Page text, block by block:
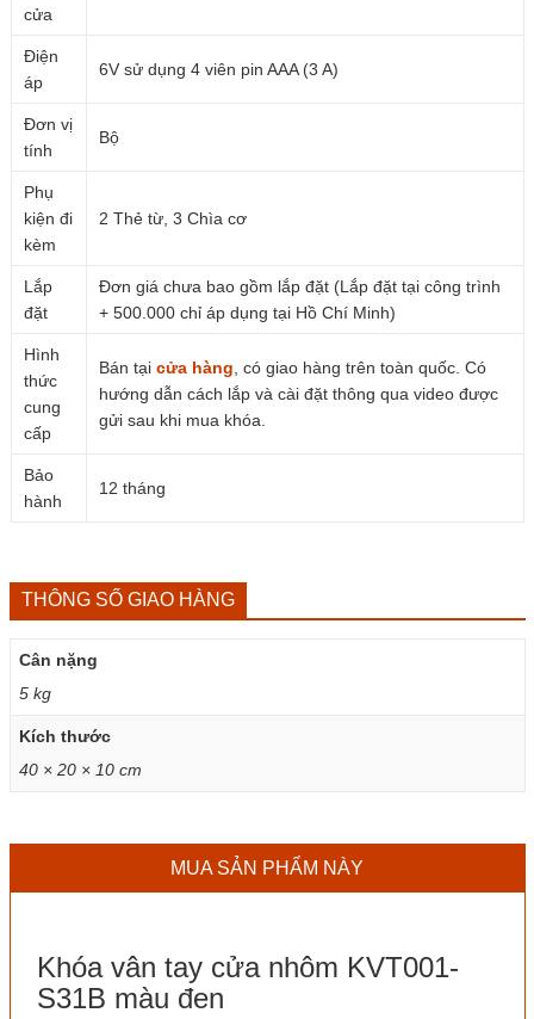
cửa
Điện
áp
6V sử dụng 4 viên pin AAA (3 A)
Đơn vị
tính
Bộ
Phụ
kiện đi
kèm
2 Thẻ từ, 3 Chìa cơ
Lắp
đặt
Đơn giá chưa bao gồm lắp đặt (Lắp đặt tại công trình
+ 500.000 chỉ áp dụng tại Hồ Chí Minh)
Hình
thức
cung
cấp
Bán tại cửa hàng , có giao hàng trên toàn quốc. Có
hướng dẫn cách lắp và cài đặt thông qua video được
gửi sau khi mua khóa.
Bảo
hành
12 tháng
THÔNG SỐ GIAO HÀNG
Cân nặng
5 kg
Kích thước
40 × 20 × 10 cm
MUA SẢN PHẨM NÀY
Khóa vân tay cửa nhôm KVT001-
S31B màu đen